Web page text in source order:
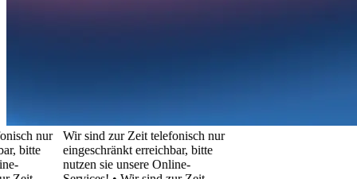
nur
Wir sind zur Zeit telefonisch nur
eingeschränkt erreichbar, bitte
nutzen sie unsere Online-